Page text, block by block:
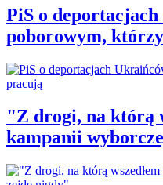
PiS o
poborowym,
"Z drogi, na którą
kampanii